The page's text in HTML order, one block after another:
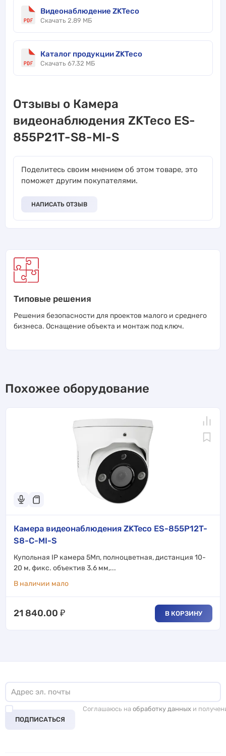
Видеонаблюдение ZKTeco
Скачать 2.89 МБ
Каталог продукции ZKTeco
Скачать 67.32 МБ
Отзывы о Камера
видеонаблюдения ZKTeco ES-
855P21T-S8-MI-S
Поделитесь своим мнением об этом товаре, это
поможет другим покупателями.
НАПИСАТЬ ОТЗЫВ
Типовые решения
Решения безопасности для проектов малого и среднего
бизнеса. Оснащение объекта и монтаж под ключ.
Похожее оборудование
Камера видеонаблюдения ZKTeco ES-855P12T-
S8-C-MI-S
Купольная IP камера 5Мп, полноцветная, дистанция 10-
20 м, фикс. объектив 3.6 мм,...
В наличии мало
21 840.00 ₽ В КОРЗИНУ
ПОДПИСАТЬСЯ
Соглашаюсь на обработку данных и